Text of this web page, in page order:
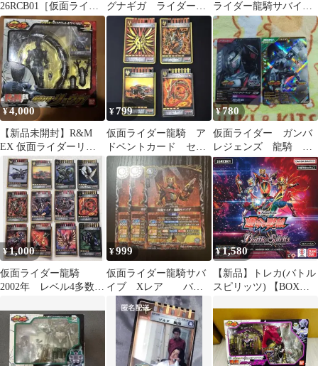
26RCB01［仮面ライダ
ー龍騎］白 Xレア以下
23種 3コン
グナギガ ライダー＆
モンスターシリーズ
ライダー龍騎サバイブ
LR
¥4,000
【新品未開封】R&M
EX 仮面ライダーリュ
ウガ 仮面ライダー龍騎
バンダイ
¥799
仮面ライダー龍騎 ア
ドベントカード セッ
ト
¥780
仮面ライダー ガンバ
レジェンズ 龍騎 タ
イガ
¥1,000
仮面ライダー龍騎
2002年 レベル4多数
とめ
¥999
仮面ライダー龍騎サバ
イブ Xレア バト
スピ
¥1,580
【新品】トレカ(バトル
スピリッツ) 【BOX】
ボブースター 仮面ライ
ダー 運命の戦線
[26RCB01]